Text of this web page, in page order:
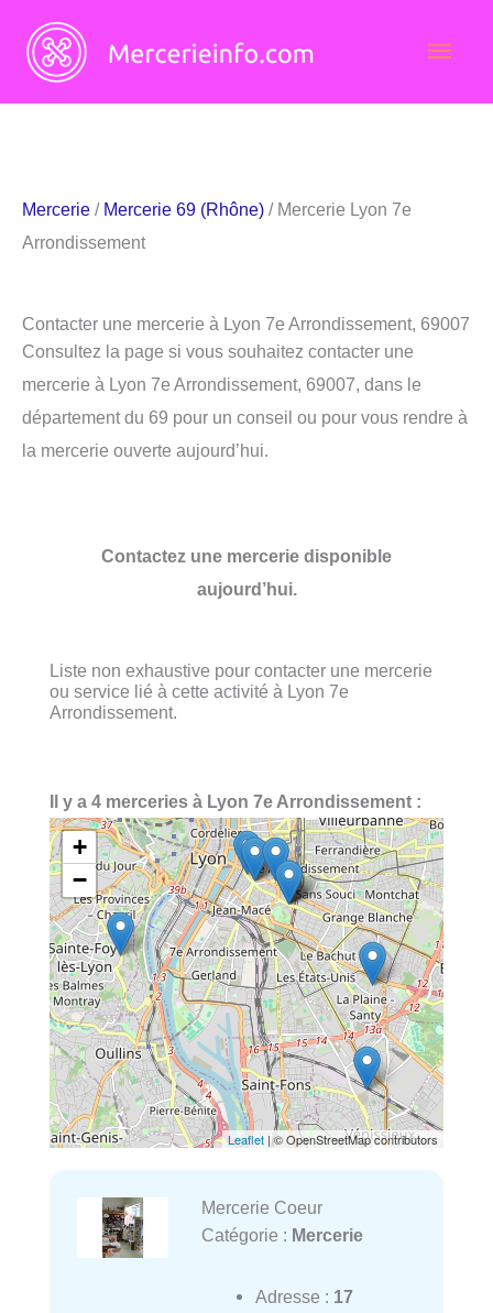
contenu
Mercerie / Mercerie 69 (Rhône) / Mercerie Lyon 7e
Arrondissement
Contacter une mercerie à Lyon 7e Arrondissement, 69007
Consultez la page si vous souhaitez contacter une
mercerie à Lyon 7e Arrondissement, 69007, dans le
département du 69 pour un conseil ou pour vous rendre à
la mercerie ouverte aujourd’hui.
Contactez une mercerie disponible
aujourd’hui.
Liste non exhaustive pour contacter une mercerie
ou service lié à cette activité à Lyon 7e
Arrondissement.
Il y a 4 merceries à Lyon 7e Arrondissement :
+
−
Leaflet | © OpenStreetMap contributors
Mercerie Coeur
Catégorie : Mercerie
Adresse : 17